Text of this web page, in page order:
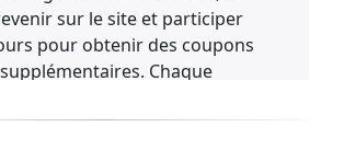
sur le site et participer
pour obtenir des coupons
Chaque
tirage.